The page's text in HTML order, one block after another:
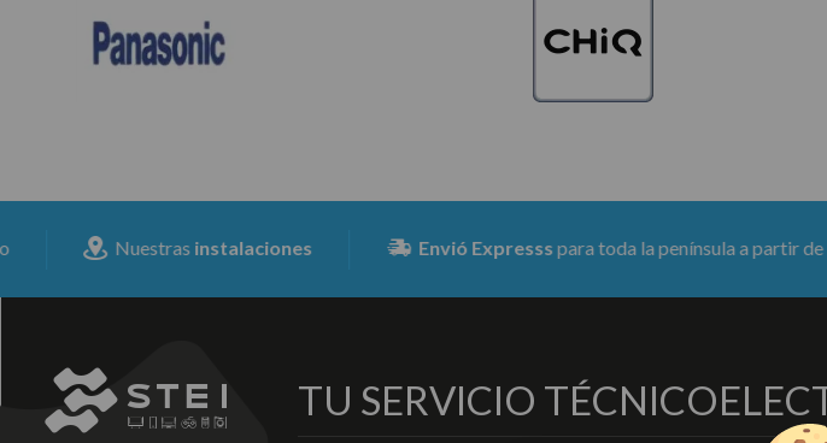
Nuestrasinstalaciones Envió Expressspara toda la península a partir de 150 €
TU SERVICIO TÉCNICO